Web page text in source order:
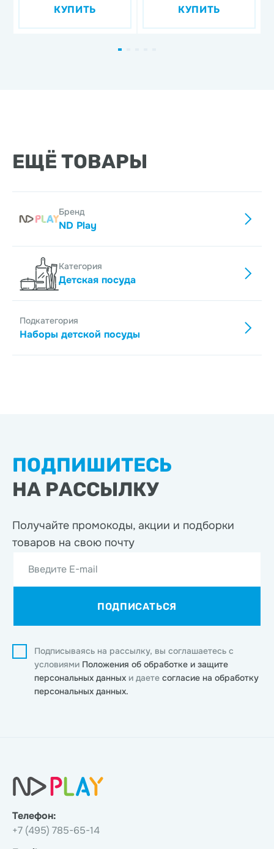
дизайн 1, 3 предмета,
фарфор
КУПИТЬ КУПИТЬ
ЕЩЁ ТОВАРЫ
Бренд
ND Play
Категория
Детская посуда
Подкатегория
Наборы детской посуды
ПОДПИШИТЕСЬ
НА РАССЫЛКУ
Получайте промокоды, акции и подборки
товаров на свою почту
Введите E-mail
ПОДПИСАТЬСЯ
Подписываясь на рассылку, вы соглашаетесь с
условиями Положения об обработке и защите
персональных данных и даете согласие на обработку
персональных данных.
Телефон:
+7 (495) 785-65-14